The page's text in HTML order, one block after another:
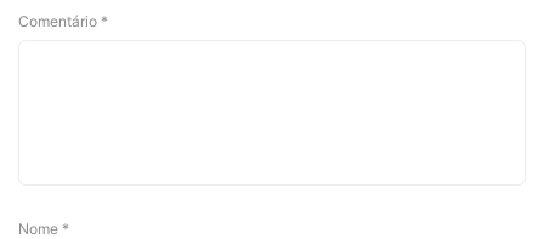
Comentário *
Nome *